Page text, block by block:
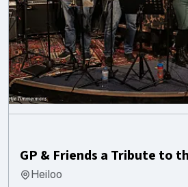
GP & Friends a Tribute to
Heiloo